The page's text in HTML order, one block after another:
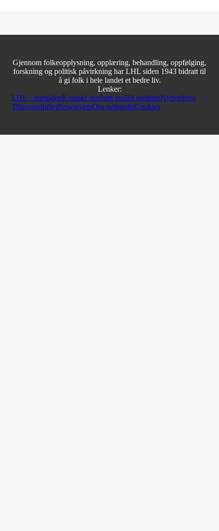
Gjennom folkeopplysning, opplæring, behandling, oppfølging,
forskning og politisk påvirkning har LHL siden 1943 bidratt til
å gi folk i hele landet et bedre liv.
Lenker:
LHL - startsidenKontakt ossStøtt ossBli medlemNyhetsbrev
TilgjengelighetPersonvernOm nettstedetCookies